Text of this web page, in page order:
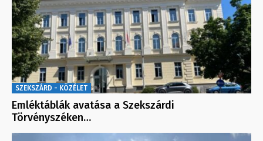
SZEKSZÁRD - KÖZÉLET
Emléktáblák avatása a Szekszárdi
Törvényszéken…